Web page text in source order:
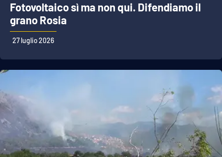
Fotovoltaico sì ma non qui. Difendiamo il
grano Rosia
27 luglio 2026